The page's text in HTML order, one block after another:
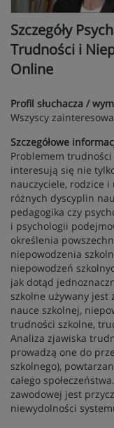
Szczegóły
Trudności i
Online
Profil słuchacza /
Wszyscy
Szczegółowe
Problemem
interesują się nie
nauczyciele, rodzice
różnych dyscyplin
pedagogika czy
i psychologii
określenia
niepowodzenia
niepowodzeń
jak dotąd
szkolne używany
nauce szkolnej,
trudności szkolne,
Analiza zjawiska
prowadzą one do
szkolnego),
całego
zawodowej jest
niewydolności